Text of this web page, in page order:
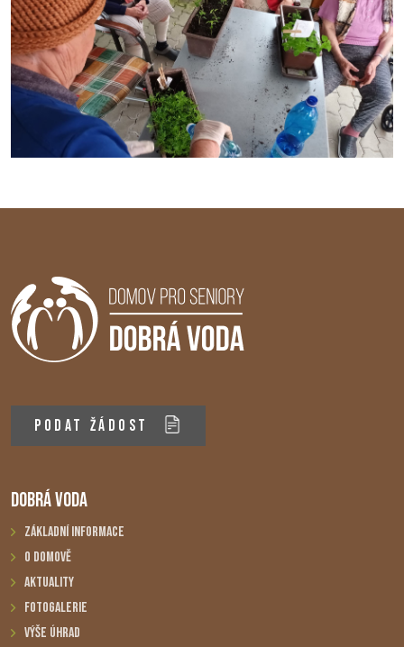
PODAT ŽÁDOST
DOBRÁ VODA
Základní informace
O domově
Aktuality
Fotogalerie
Výše úhrad